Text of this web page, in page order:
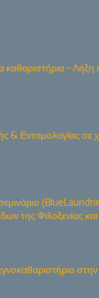
καθαριστήρια – Λήξη
& Εντομολογίας σε
της Φιλοξενίας